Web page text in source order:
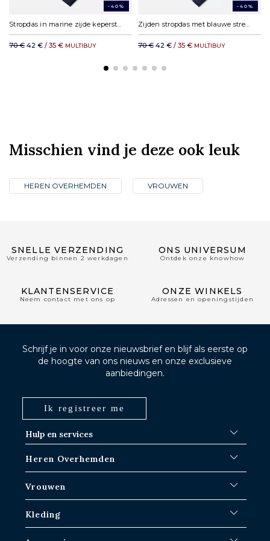
-40%
Stropdas in marine zijde keperstof
70 € 42 € / 35 € MULTIBUY
-40%
Zijden stropdas met blauwe strepen
70 € 42 € / 35 € MULTIBUY
Misschien vind je deze ook leuk
HEREN OVERHEMDEN VROUWEN
SNELLE VERZENDING
Verzending binnen 2 werkdagen
ONS UNIVERSUM
Ontdek onze knowhow
KLANTENSERVICE
Neem contact met ons op
ONZE WINKELS
Adressen en openingstijden
Hulp en services
Verzendprocedures
Ruilen in Parijs-IDF winkels
Heren Overhemden
Blauwe overhemden
Geruite overhemden
Vrouwen
Witte overhemden
Kleding
Schrijf je in voor onze nieuwsbrief en blijf als eerste op
de hoogte van ons nieuws en onze exclusieve
aanbiedingen.
Ik registreer me